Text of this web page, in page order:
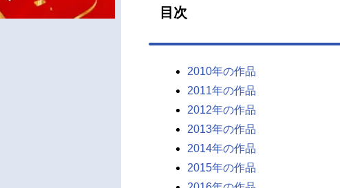
目次
2010年の作品
2011年の作品
2012年の作品
2013年の作品
2014年の作品
2015年の作品